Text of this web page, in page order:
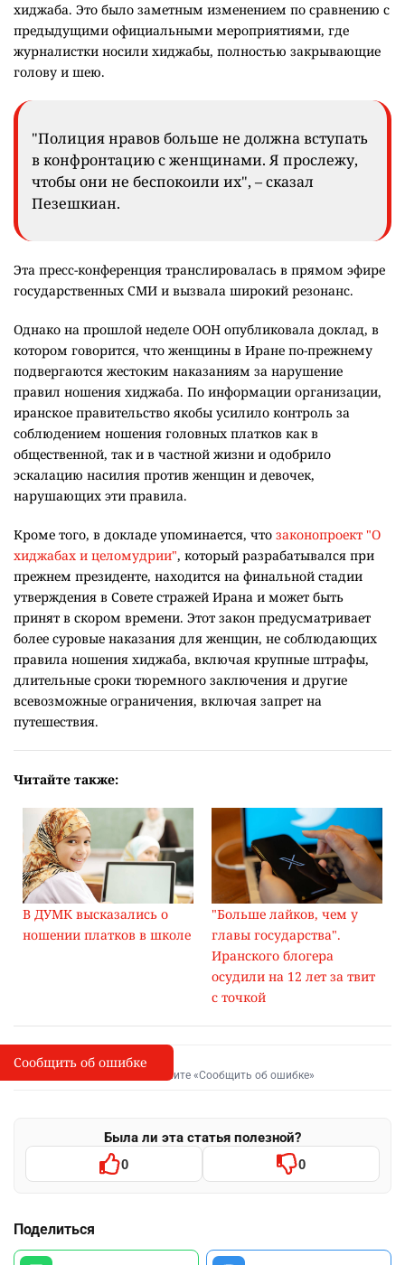
хиджаба. Это было заметным изменением по сравнению с
предыдущими официальными мероприятиями, где
журналистки носили хиджабы, полностью закрывающие
голову и шею.
"Полиция нравов больше не должна вступать
в конфронтацию с женщинами. Я прослежу,
чтобы они не беспокоили их", – сказал
Пезешкиан.
Эта пресс-конференция транслировалась в прямом эфире
государственных СМИ и вызвала широкий резонанс.
Однако на прошлой неделе ООН опубликовала доклад, в
котором говорится, что женщины в Иране по-прежнему
подвергаются жестоким наказаниям за нарушение
правил ношения хиджаба. По информации организации,
иранское правительство якобы усилило контроль за
соблюдением ношения головных платков как в
общественной, так и в частной жизни и одобрило
эскалацию насилия против женщин и девочек,
нарушающих эти правила.
Кроме того, в докладе упоминается, что законопроект "О
хиджабах и целомудрии", который разрабатывался при
прежнем президенте, находится на финальной стадии
утверждения в Совете стражей Ирана и может быть
принят в скором времени. Этот закон предусматривает
более суровые наказания для женщин, не соблюдающих
правила ношения хиджаба, включая крупные штрафы,
длительные сроки тюремного заключения и другие
всевозможные ограничения, включая запрет на
путешествия.
Читайте также:
В ДУМК высказались о
ношении платков в школе
"Больше лайков, чем у
главы государства".
Иранского блогера
осудили на 12 лет за твит
с точкой
I
Сообщить об опечатке
Выделите фрагмент и нажмите «Сообщить об ошибке»
Была ли эта статья полезной?
0 0
Поделиться
Сообщить об ошибке